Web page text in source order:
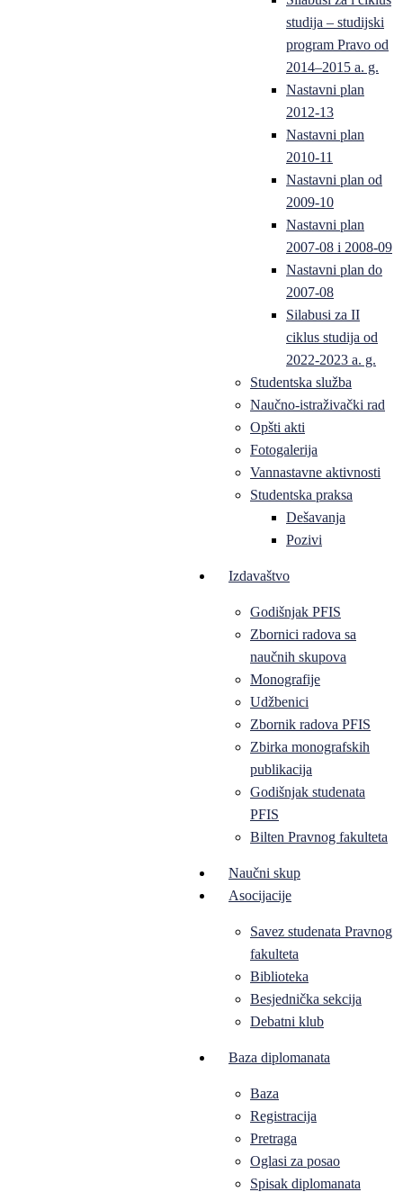
studija – studijski
program Pravo od
2014–2015 a. g.
Nastavni plan
2012-13
Nastavni plan
2010-11
Nastavni plan od
2009-10
Nastavni plan
2007-08 i 2008-09
Nastavni plan do
2007-08
Silabusi za II
ciklus studija od
2022-2023 a. g.
Studentska služba
Naučno-istraživački rad
Opšti akti
Fotogalerija
Vannastavne aktivnosti
Studentska praksa
Dešavanja
Pozivi
Izdavaštvo
Godišnjak PFIS
Zbornici radova sa
naučnih skupova
Monografije
Udžbenici
Zbornik radova PFIS
Zbirka monografskih
publikacija
Godišnjak studenata
PFIS
Bilten Pravnog fakulteta
Naučni skup
Asocijacije
Savez studenata Pravnog
fakulteta
Biblioteka
Besjednička sekcija
Debatni klub
Baza diplomanata
Baza
Registracija
Pretraga
Oglasi za posao
Spisak diplomanata